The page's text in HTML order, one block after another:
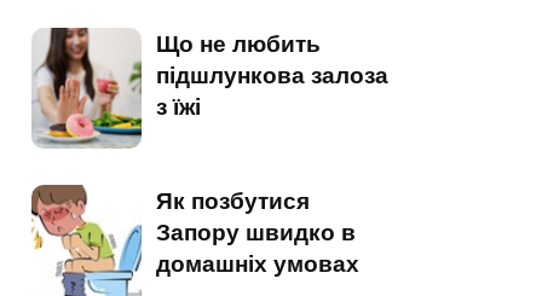
Що не любить
підшлункова залоза
з їжі
Як позбутися
Запору швидко в
домашніх умовах